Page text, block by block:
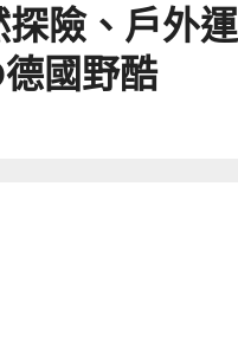
險、戶外運
國野酷